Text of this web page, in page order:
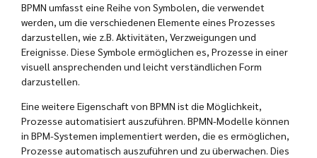
BPMN umfasst eine Reihe von Symbolen, die verwendet
werden, um die verschiedenen Elemente eines Prozesses
darzustellen, wie z.B. Aktivitäten, Verzweigungen und
Ereignisse. Diese Symbole ermöglichen es, Prozesse in einer
visuell ansprechenden und leicht verständlichen Form
darzustellen.
Eine weitere Eigenschaft von BPMN ist die Möglichkeit,
Prozesse automatisiert auszuführen. BPMN-Modelle können
in BPM-Systemen implementiert werden, die es ermöglichen,
Prozesse automatisch auszuführen und zu überwachen. Dies